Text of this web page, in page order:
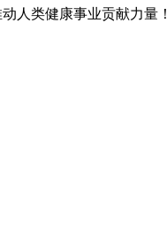
人类健康事业贡献力量！